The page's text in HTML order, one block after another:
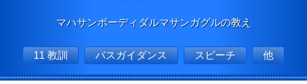
マハサンボーディダルマサンガグルの教え
11 教訓 パスガイダンス スピーチ 他